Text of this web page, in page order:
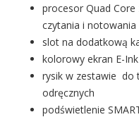
procesor Quad Core
czytania i notowania
slot na dodatkową
kolorowy ekran E-
rysik w zestawie do
odręcznych
podświetlenie